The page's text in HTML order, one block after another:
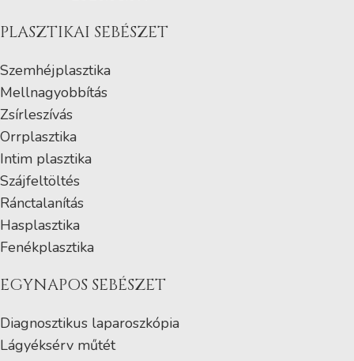
PLASZTIKAI SEBÉSZET
Szemhéjplasztika
Mellnagyobbítás
Zsírleszívás
Orrplasztika
Intim plasztika
Szájfeltöltés
Ránctalanítás
Hasplasztika
Fenékplasztika
EGYNAPOS SEBÉSZET
Diagnosztikus laparoszkópia
Lágyéksérv műtét